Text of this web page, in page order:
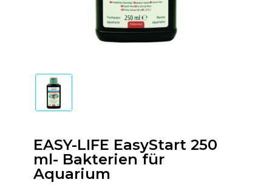
EASY-LIFE EasyStart 250
ml- Bakterien für
Aquarium